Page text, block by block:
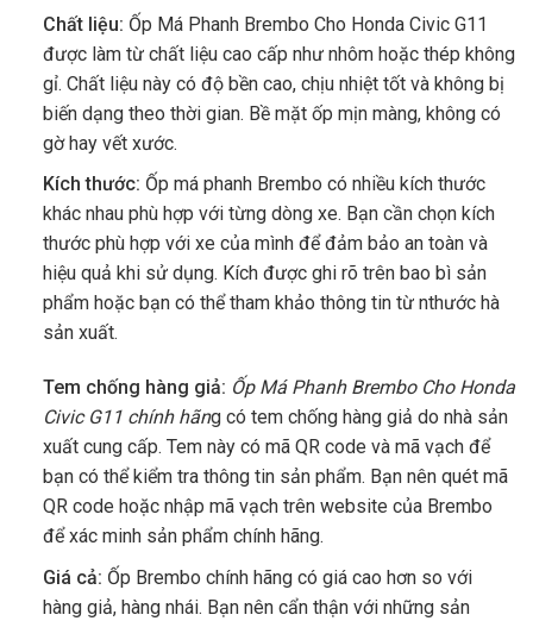
Chất liệu: Ốp Má Phanh Brembo Cho Honda Civic G11
được làm từ chất liệu cao cấp như nhôm hoặc thép không
gỉ. Chất liệu này có độ bền cao, chịu nhiệt tốt và không bị
biến dạng theo thời gian. Bề mặt ốp mịn màng, không có
gờ hay vết xước.
Kích thước: Ốp má phanh Brembo có nhiều kích thước
khác nhau phù hợp với từng dòng xe. Bạn cần chọn kích
thước phù hợp với xe của mình để đảm bảo an toàn và
hiệu quả khi sử dụng. Kích được ghi rõ trên bao bì sản
phẩm hoặc bạn có thể tham khảo thông tin từ nthước hà
sản xuất.
Tem chống hàng giả: Ốp Má Phanh Brembo Cho Honda
Civic G11chính hãng có tem chống hàng giả do nhà sản
xuất cung cấp. Tem này có mã QR code và mã vạch để
bạn có thể kiểm tra thông tin sản phẩm. Bạn nên quét mã
QR code hoặc nhập mã vạch trên website của Brembo
để xác minh sản phẩm chính hãng.
Giá cả: Ốp Brembo chính hãng có giá cao hơn so với
hàng giả, hàng nhái. Bạn nên cẩn thận với những sản